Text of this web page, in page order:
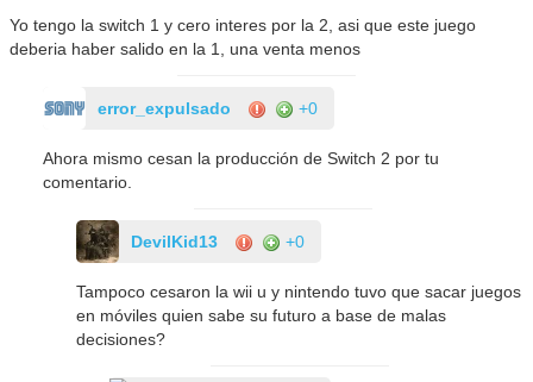
Yo tengo la switch 1 y cero interes por la 2, asi que este juego
deberia haber salido en la 1, una venta menos
error_expulsado +0
Ahora mismo cesan la producción de Switch 2 por tu
comentario.
DevilKid13 +0
Tampoco cesaron la wii u y nintendo tuvo que sacar juegos
en móviles quien sabe su futuro a base de malas
decisiones?